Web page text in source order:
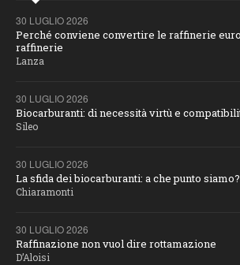
30 LUGLIO 2026
Perché conviene convertire le raffinerie
raffinerie
Lanza
30 LUGLIO 2026
Biocarburanti: di necessità virtù e
Sileo
30 LUGLIO 2026
La sfida dei biocarburanti: a che punto siamo?
Chiaramonti
30 LUGLIO 2026
Raffinazione non vuol dire rottamazione
D’Aloisi